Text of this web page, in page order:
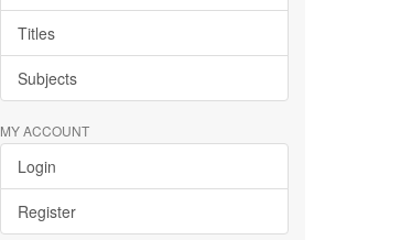
Titles
Subjects
MY ACCOUNT
Login
Register